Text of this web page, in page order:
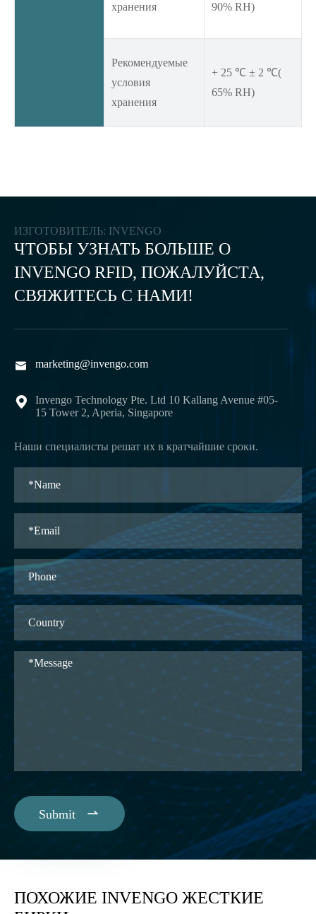
хранения 90% RH)
Рекомендуемые
условия
хранения
+ 25 ℃ ± 2 ℃(
65% RH)
ИЗГОТОВИТЕЛЬ: INVENGO
ЧТОБЫ УЗНАТЬ БОЛЬШЕ О
INVENGO RFID, ПОЖАЛУЙСТА,
СВЯЖИТЕСЬ С НАМИ!
 marketing@invengo.com

Invengo Technology Pte. Ltd 10 Kallang Avenue #05-
15 Tower 2, Aperia, Singapore
Наши специалисты решат их в кратчайшие сроки.
Submit 
ПОХОЖИЕ INVENGO ЖЕСТКИЕ